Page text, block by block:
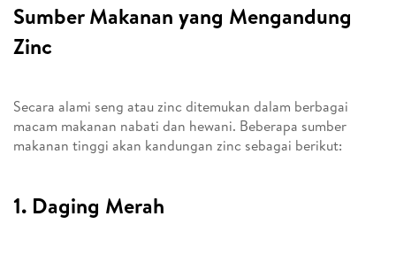
Sumber Makanan yang Mengandung
Zinc
Secara alami seng atau zinc ditemukan dalam berbagai
macam makanan nabati dan hewani. Beberapa sumber
makanan tinggi akan kandungan zinc sebagai berikut:
1. Daging Merah